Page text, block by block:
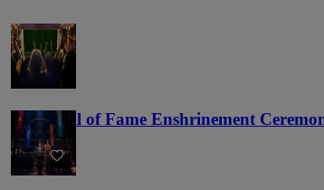
NFL Hall of Fame Enshrinement
22